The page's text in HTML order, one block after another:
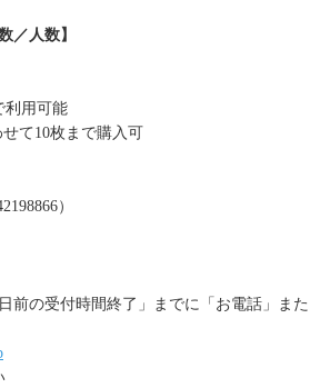
／人数】
利用可能
て10枚まで購入可
）
前の受付時間終了」までに「お電話」また